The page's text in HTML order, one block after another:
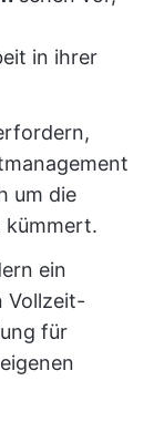
in ihrer
um die
kümmert.
ein
Vollzeit-
für